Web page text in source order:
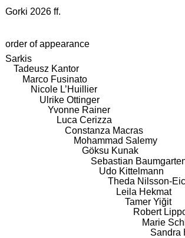
Gorki 2026 ff.
order of appearance
Sarkis
Tadeusz Kantor
Marco Fusinato
Nicole L’Huillier
Ulrike Ottinger
Yvonne Rainer
Luca Cerizza
Constanza Macras
Mohammad Salemy
Göksu Kunak
Sebastian
Udo Kittelmann
Theda Nilsson-
Leila Hekmat
Tamer Yiğit
Robert
Marie
Sandra